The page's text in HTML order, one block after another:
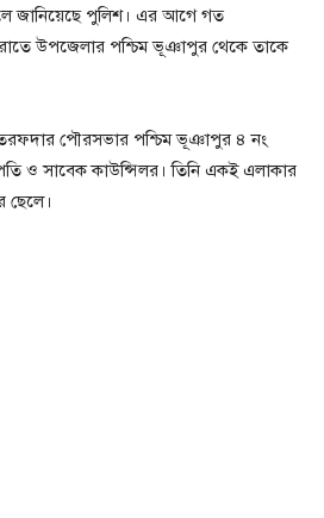
জানিয়েছে পুলিশ। এর আগে গত
উপজেলার পশ্চিম ভূঞাপুর থেকে তাকে
পৌরসভার পশ্চিম ভূঞাপুর ৪ নং
ও সাবেক কাউন্সিলর। তিনি একই এলাকার